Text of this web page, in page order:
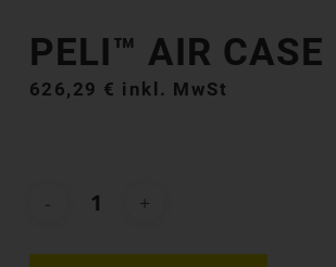
PELI™ AIR
626,29 € inkl. MwSt